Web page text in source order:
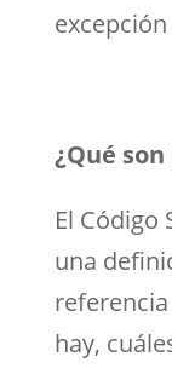
¿Qué
El Código
una
hay,